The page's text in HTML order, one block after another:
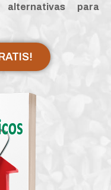
para